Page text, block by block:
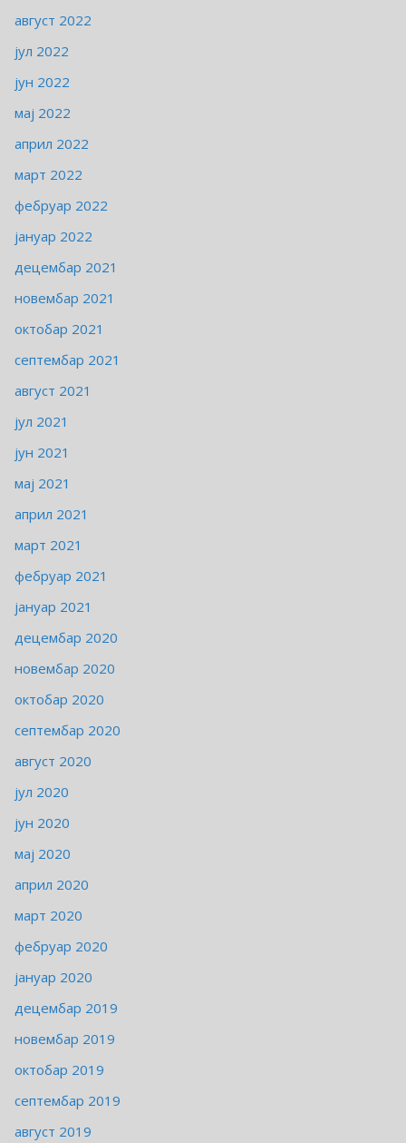
август 2022
јул 2022
јун 2022
мај 2022
април 2022
март 2022
фебруар 2022
јануар 2022
децембар 2021
новембар 2021
октобар 2021
септембар 2021
август 2021
јул 2021
јун 2021
мај 2021
април 2021
март 2021
фебруар 2021
јануар 2021
децембар 2020
новембар 2020
октобар 2020
септембар 2020
август 2020
јул 2020
јун 2020
мај 2020
април 2020
март 2020
фебруар 2020
јануар 2020
децембар 2019
новембар 2019
октобар 2019
септембар 2019
август 2019